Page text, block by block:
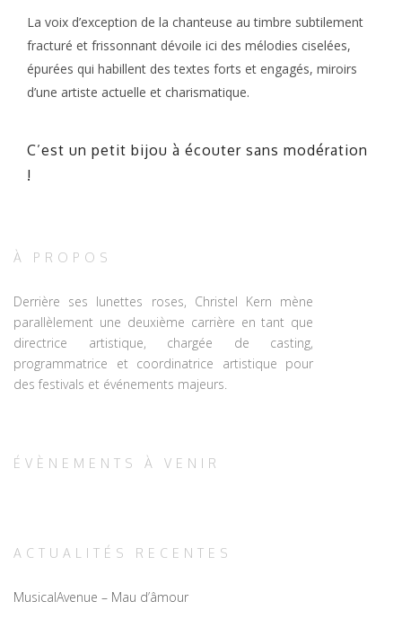
La voix d’exception de la chanteuse au timbre subtilement
fracturé et frissonnant dévoile ici des mélodies ciselées,
épurées qui habillent des textes forts et engagés, miroirs
d’une artiste actuelle et charismatique.
C’est un petit bijou à écouter sans modération
!
À PROPOS
Derrière ses lunettes roses, Christel Kern mène
parallèlement une deuxième carrière en tant que
directrice artistique, chargée de casting,
programmatrice et coordinatrice artistique pour
des festivals et événements majeurs.
ÉVÈNEMENTS À VENIR
ACTUALITÉS RECENTES
MusicalAvenue – Mau d’âmour